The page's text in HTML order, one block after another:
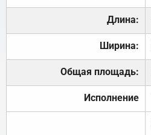
Длина:
Ширина:
Общая площадь:
Исполнение